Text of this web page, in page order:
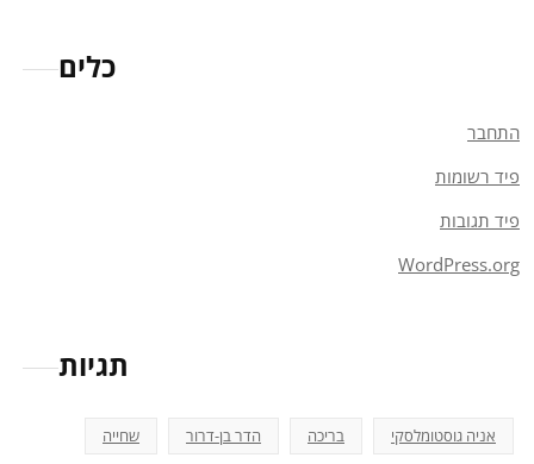
כלים
התחבר
פיד רשומות
פיד תגובות
WordPress.org
תגיות
אניה גוסטומלסקי בריכה הדר בן-דרור שחייה